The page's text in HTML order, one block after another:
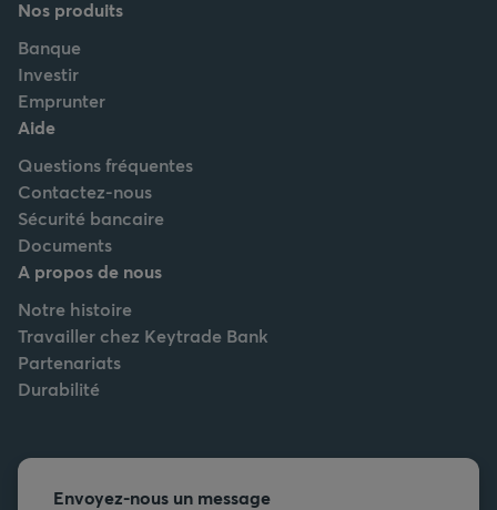
Nos produits
Banque
Investir
Emprunter
Aide
Questions fréquentes
Contactez-nous
Sécurité bancaire
Documents
A propos de nous
Notre histoire
Travailler chez Keytrade Bank
Partenariats
Durabilité
Envoyez-nous un message